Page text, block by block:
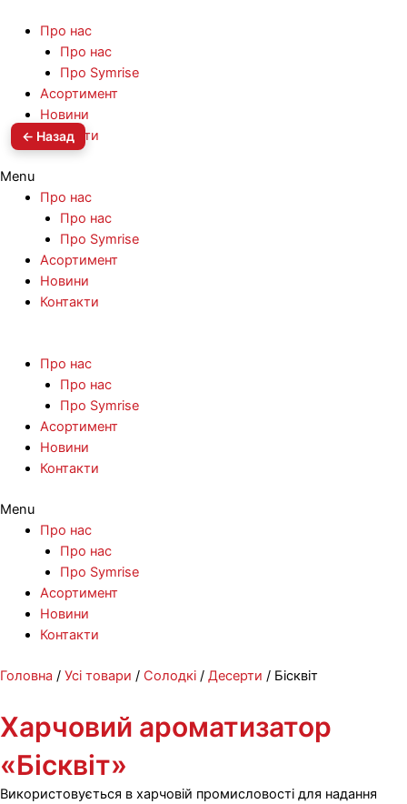
Про нас
Про нас
Про Symrise
Асортимент
Новини
Контакти
Menu
Про нас
Про нас
Про Symrise
Асортимент
Новини
Контакти
Про нас
Про нас
Про Symrise
Асортимент
Новини
Контакти
Menu
Про нас
Про нас
Про Symrise
Асортимент
Новини
Контакти
Перейти
вмісту
Головна / Усі товари / Солодкі / Десерти / Бісквіт
Харчовий ароматизатор
«Бісквіт»
Використовується в харчовій промисловості для надання
← Назад